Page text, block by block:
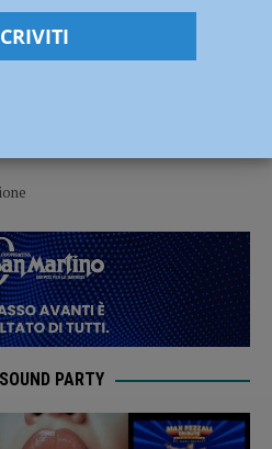
2025 sarà illustrata
PARTY